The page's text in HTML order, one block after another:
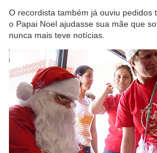
O recordista também já ouviu
o Papai Noel ajudasse sua mãe que
nunca mais teve notícias.